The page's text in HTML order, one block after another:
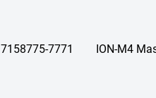
7158775-7771 ION-M4